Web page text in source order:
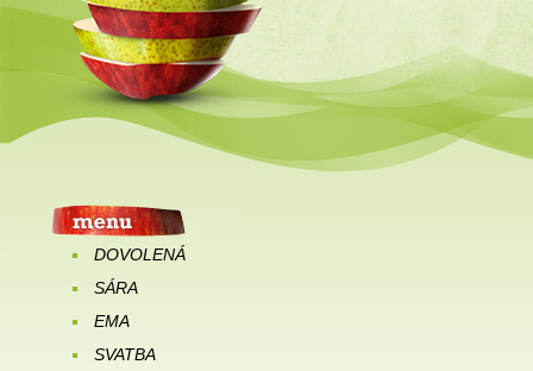
DOVOLENÁ
SÁRA
EMA
SVATBA